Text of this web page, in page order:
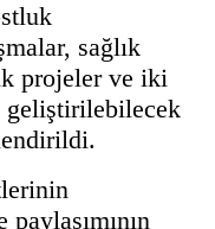
sağlık
projeler ve iki
geliştirilebilecek